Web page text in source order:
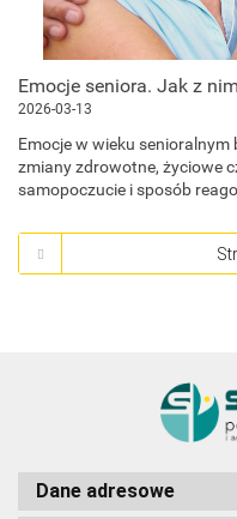
Emocje seniora. Jak z
2026-03-13
Emocje w wieku
zmiany zdrowotne, życiowe
samopoczucie i sposób
dobrane pomoce...
Dane adresowe